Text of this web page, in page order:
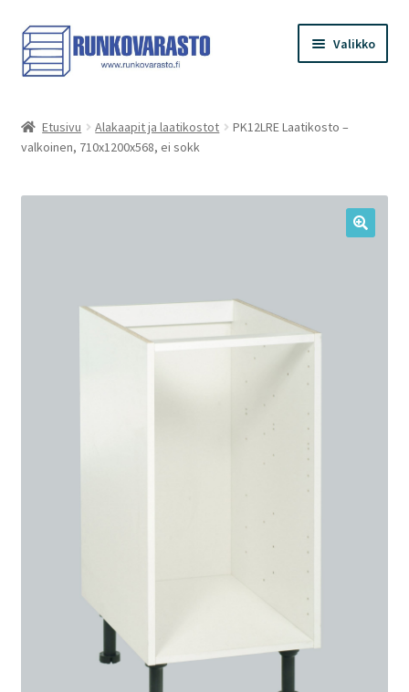
Siirry
navigointiin
Siirry
sisältöön
Valikko
Kauppa
Ostoskori
Etusivu Alakaapit ja laatikostot
PK12LRE Laatikosto –
valkoinen, 710x1200x568, ei sokk